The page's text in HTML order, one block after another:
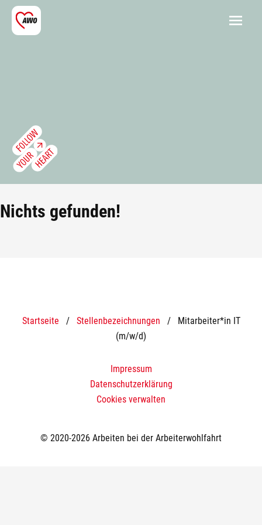
Nichts gefunden!
Startseite / Stellenbezeichnungen / Mitarbeiter*in IT
(m/w/d)
Impressum
Datenschutzerklärung
Cookies verwalten
© 2020-2026 Arbeiten bei der Arbeiterwohlfahrt